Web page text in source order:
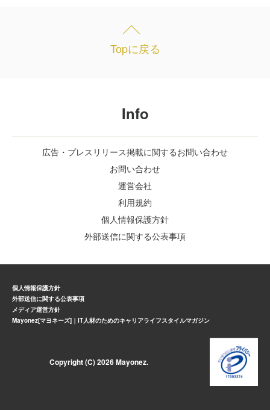
Topに戻る
Info
広告・プレスリリース掲載に関するお問い合わせ
お問い合わせ
運営会社
利用規約
個人情報保護方針
外部送信に関する公表事項
個人情報保護方針
外部送信に関する公表事項
メディア運営方針
Mayonez[マヨネーズ]｜IT人材のためのキャリアライフスタイルマガジン
Copyright (C) 2026 Mayonez.